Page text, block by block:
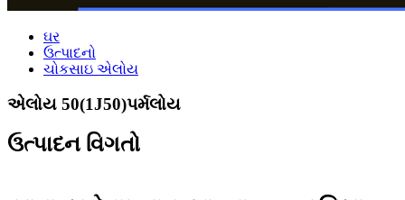
ઘર
ઉત્પાદનો
ચોકસાઇ એલોય
એલોય 50(1J50)પર્મલોય
ઉત્પાદન વિગતો